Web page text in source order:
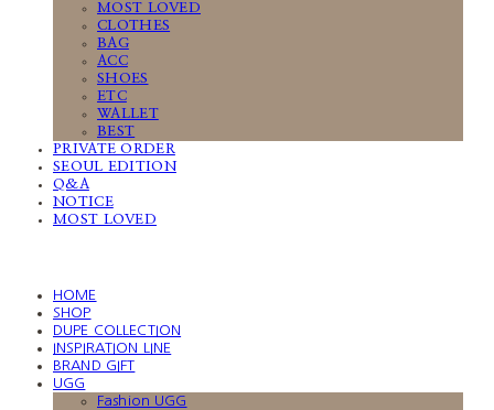
MOST LOVED
CLOTHES
BAG
ACC
SHOES
ETC
WALLET
BEST
PRIVATE ORDER
SEOUL EDITION
Q&A
NOTICE
MOST LOVED
HOME
SHOP
DUPE COLLECTION
INSPIRATION LINE
BRAND GIFT
UGG
Fashion UGG